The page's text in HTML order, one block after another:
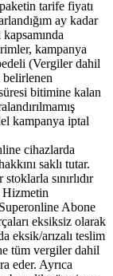
tarife fiyatı
ay kadar
kampanya
(Vergiler dahil
belirlenen
bitimine kalan
kampanya iptal
cihazlarda
saklı tutar.
sınırlıdır
Abone
eksiksiz olarak
eksik/arızalı teslim
tüm vergiler dahil
eder. Ayrıca